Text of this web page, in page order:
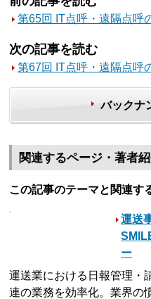
第65回 IT点呼・遠隔点呼
次の記事を読む
第67回 IT点呼・遠隔点呼
バックナ
関連するページ・著者
この記事のテーマと関連す
運送
ー
運送業における日報管理・
連の業務を効率化。業界の